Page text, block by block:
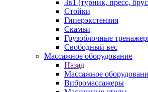
3в1 (турник, пресс,
Стойки
Гиперэкстензия
Скамьи
Грузоблочные
Свободный вес
Массажное оборудование
Назад
Массажное
Вибромассажеры